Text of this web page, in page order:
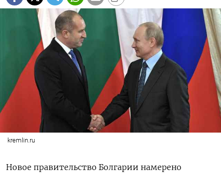
kremlin.ru
Новое правительство Болгарии намерено